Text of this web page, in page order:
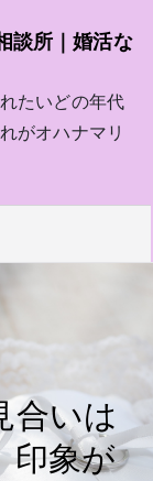
談所｜婚活な
たいどの年代
がオハナマリ
合いは
印象が